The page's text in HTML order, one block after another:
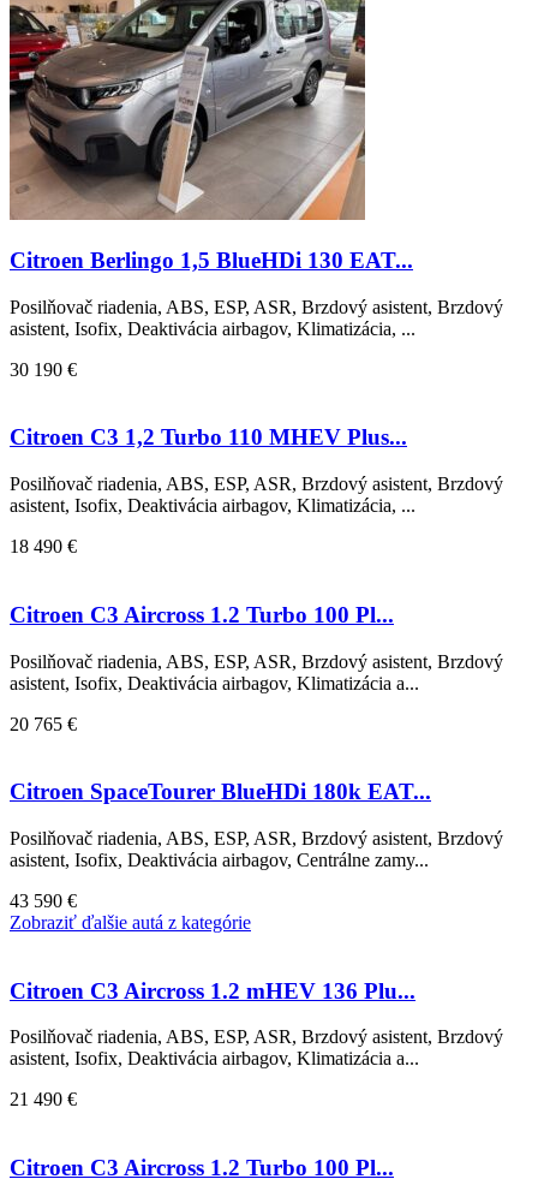
Citroen Berlingo 1,5 BlueHDi 130 EAT...
Posilňovač riadenia, ABS, ESP, ASR, Brzdový asistent, Brzdový
asistent, Isofix, Deaktivácia airbagov, Klimatizácia, ...
30 190 €
Citroen C3 1,2 Turbo 110 MHEV Plus...
Posilňovač riadenia, ABS, ESP, ASR, Brzdový asistent, Brzdový
asistent, Isofix, Deaktivácia airbagov, Klimatizácia, ...
18 490 €
Citroen C3 Aircross 1.2 Turbo 100 Pl...
Posilňovač riadenia, ABS, ESP, ASR, Brzdový asistent, Brzdový
asistent, Isofix, Deaktivácia airbagov, Klimatizácia a...
20 765 €
Citroen SpaceTourer BlueHDi 180k EAT...
Posilňovač riadenia, ABS, ESP, ASR, Brzdový asistent, Brzdový
asistent, Isofix, Deaktivácia airbagov, Centrálne zamy...
43 590 €
Zobraziť ďalšie autá z kategórie
Citroen C3 Aircross 1.2 mHEV 136 Plu...
Posilňovač riadenia, ABS, ESP, ASR, Brzdový asistent, Brzdový
asistent, Isofix, Deaktivácia airbagov, Klimatizácia a...
21 490 €
Citroen C3 Aircross 1.2 Turbo 100 Pl...